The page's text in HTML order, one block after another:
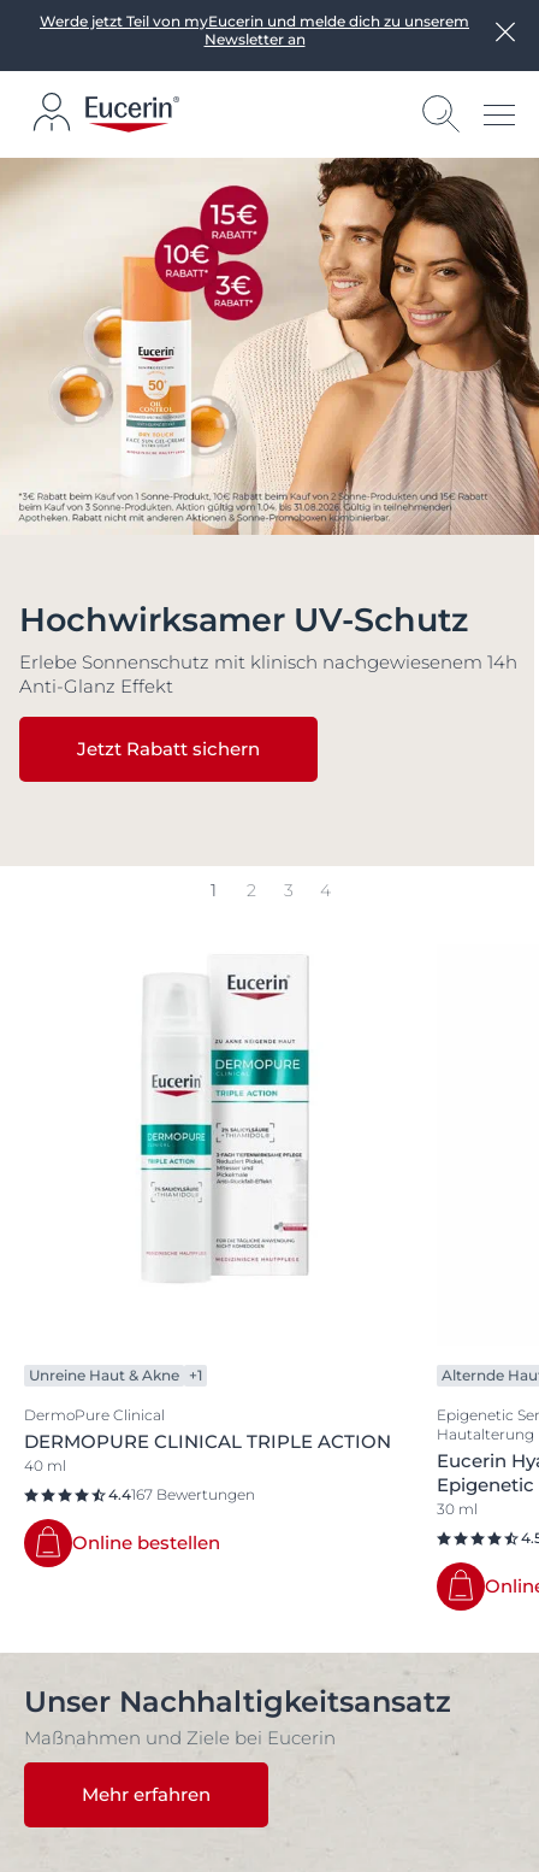
Werde jetzt Teil von myEucerin und melde dich zu unserem
Newsletter an
1 2 3 4
Hochwirksamer UV-Schutz
Erlebe Sonnenschutz mit klinisch nachgewiesenem 14h
Anti-Glanz Effekt
Jetzt Rabatt sichern
Unreine Haut & Akne +1
DermoPure Clinical
DERMOPURE CLINICAL TRIPLE ACTION
40 ml
4.4167 Bewertungen
Online bestellen
Alternde
Epigenetic
Hautalterung
Eucerin
Epigenetic
30 ml
Unser Nachhaltigkeitsansatz
Maßnahmen und Ziele bei Eucerin
Mehr erfahren